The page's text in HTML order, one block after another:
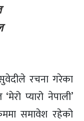
रचना गरेका
प्यारो नेपाली’
समावेश रहेको